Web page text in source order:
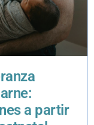
a partir